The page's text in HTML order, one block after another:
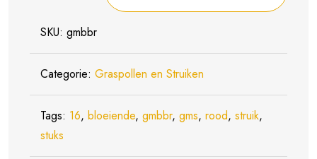
Struiken
-
Rood
-
stuks
SKU: gmbbr
Categorie: Graspollen en Struiken
Tags: 16, bloeiende, gmbbr, gms, rood, struik,
stuks